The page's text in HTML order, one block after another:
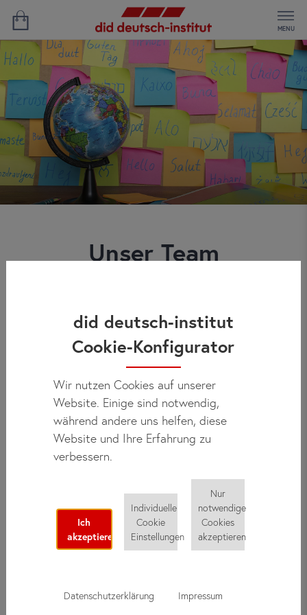
did deutsch-institut
Cookie-Konfigurator
Wir nutzen Cookies auf unserer
Website. Einige sind notwendig,
während andere uns helfen, diese
Website und Ihre Erfahrung zu
verbessern.
Ich
akzeptiere
Individuelle
Cookie
Einstellungen
Nur
notwendige
Cookies
akzeptieren
Datenschutzerklärung Impressum
Unser Team
Beratung anbieten zu können – und das nicht erst während
Ihres Deutschkurses. Über unsere Hotline, das Webportal und
per E-Mail erreichen Sie unser internationales Serviceteam,
das kompetent und schnell alle Fragen zu Kursangeboten und
Leistungen beantwortet.
MENU